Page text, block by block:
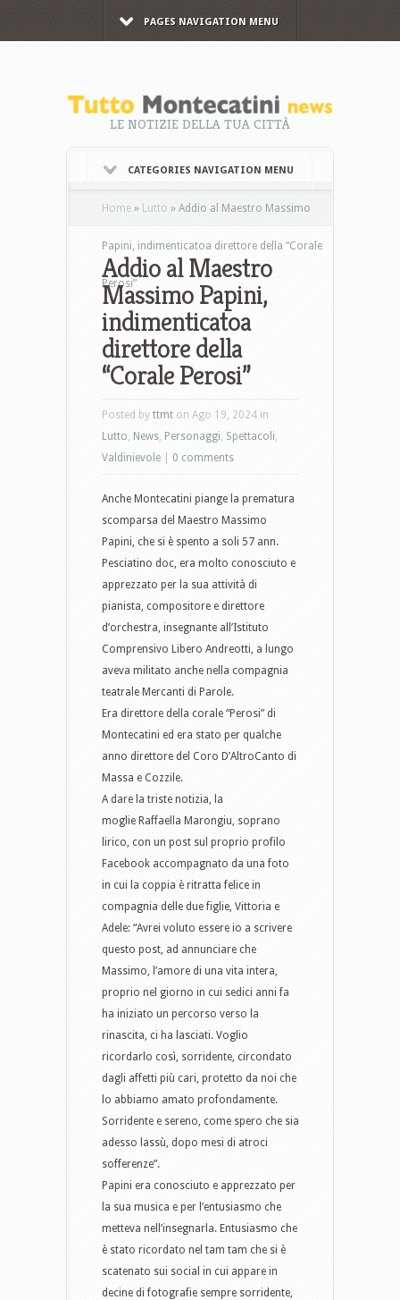
PAGES NAVIGATION MENU
LE NOTIZIE DELLA TUA CITTÀ
CATEGORIES NAVIGATION MENU
Home » Lutto » Addio al Maestro Massimo
Papini, indimenticatoa direttore della “Corale
Perosi”
Addio al Maestro
Massimo Papini,
indimenticatoa
direttore della
“Corale Perosi”
Posted by ttmt on Ago 19, 2024 in
Lutto, News, Personaggi, Spettacoli,
Valdinievole
0 comments
Anche Montecatini piange la prematura
scomparsa del Maestro Massimo
Papini, che si è spento a soli 57 ann.
Pesciatino doc, era molto conosciuto e
apprezzato per la sua attività di
pianista, compositore e direttore
d’orchestra, insegnante all’Istituto
Comprensivo Libero Andreotti, a lungo
aveva militato anche nella compagnia
teatrale Mercanti di Parole.
Era direttore della corale “Perosi” di
Montecatini ed era stato per qualche
anno direttore del Coro D’AltroCanto di
Massa e Cozzile.
A dare la triste notizia, la
moglie Raffaella Marongiu, soprano
lirico, con un post sul proprio profilo
Facebook accompagnato da una foto
in cui la coppia è ritratta felice in
compagnia delle due figlie, Vittoria e
Adele: “Avrei voluto essere io a scrivere
questo post, ad annunciare che
Massimo, l’amore di una vita intera,
proprio nel giorno in cui sedici anni fa
ha iniziato un percorso verso la
rinascita, ci ha lasciati. Voglio
ricordarlo così, sorridente, circondato
dagli affetti più cari, protetto da noi che
lo abbiamo amato profondamente.
Sorridente e sereno, come spero che sia
adesso lassù, dopo mesi di atroci
sofferenze”.
Papini era conosciuto e apprezzato per
la sua musica e per l’entusiasmo che
metteva nell’insegnarla. Entusiasmo che
è stato ricordato nel tam tam che si è
scatenato sui social in cui appare in
decine di fotografie sempre sorridente,